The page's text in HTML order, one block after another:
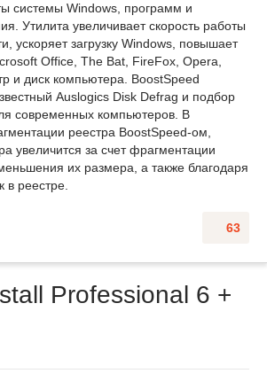
системы Windows, программ и
Утилита увеличивает скорость работы
ускоряет загрузку Windows, повышает
Office, The Bat, FireFox, Opera,
и диск компьютера. BoostSpeed
Auslogics Disk Defrag и подбор
современных компьютеров. В
реестра BoostSpeed-ом,
увеличится за счет фрагментации
их размера, а также благодаря
реестре.
63
Professional 6 +